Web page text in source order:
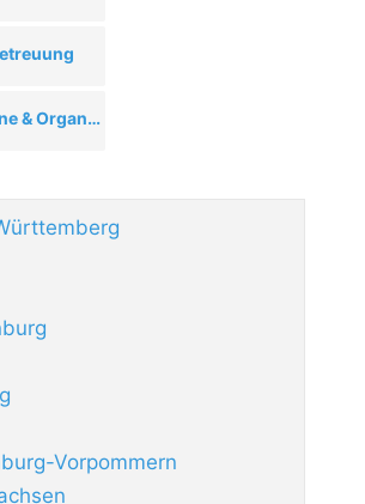
Vereine & Organisationen
Vorpommern